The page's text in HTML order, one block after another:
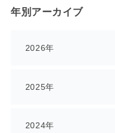
年別アーカイブ
2026年
2025年
2024年